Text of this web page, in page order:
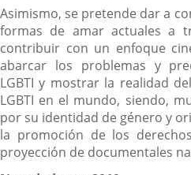
Asimismo, se pretende dar a
formas de amar actuales a
contribuir con un enfoque
abarcar los problemas y
LGBTI y mostrar la realidad
LGBTI en el mundo, siendo,
por su identidad de género y
la promoción de los
proyección de documentales